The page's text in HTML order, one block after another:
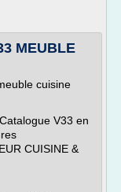
MEUBLE
cuisine
V33 en
CUISINE &